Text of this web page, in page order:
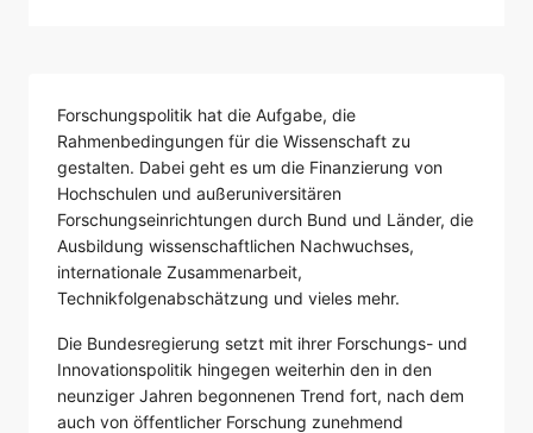
Forschungspolitik hat die Aufgabe, die
Rahmenbedingungen für die Wissenschaft zu
gestalten. Dabei geht es um die Finanzierung von
Hochschulen und außeruniversitären
Forschungseinrichtungen durch Bund und Länder, die
Ausbildung wissenschaftlichen Nachwuchses,
internationale Zusammenarbeit,
Technikfolgenabschätzung und vieles mehr.
Die Bundesregierung setzt mit ihrer Forschungs- und
Innovationspolitik hingegen weiterhin den in den
neunziger Jahren begonnenen Trend fort, nach dem
auch von öffentlicher Forschung zunehmend